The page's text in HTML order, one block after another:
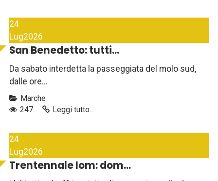
24
Lug2026
San Benedetto: tutti...
Da sabato interdetta la passeggiata del molo sud,
dalle ore...
Marche
247
Leggi tutto...
24
Lug2026
Trentennale Iom: dom...